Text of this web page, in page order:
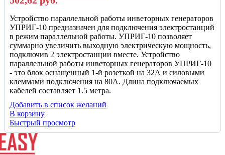
Устройство параллельной работы инветорных генераторов
УПРИГ-10 предназначен для подключения электростанций
в режим параллельной работы. УПРИГ-10 позволяет
суммарно увеличить выходную электрическую мощность,
подключив 2 электростанции вместе. Устройство
параллельной работы инветорных генераторов УПРИГ-10
- это блок оснащенный 1-й розеткой на 32А и силовыми
клеммами подключения на 80А. Длина подключаемых
кабелей составляет 1.5 метра.
Добавить в список желаний
В корзину
Быстрый просмотр